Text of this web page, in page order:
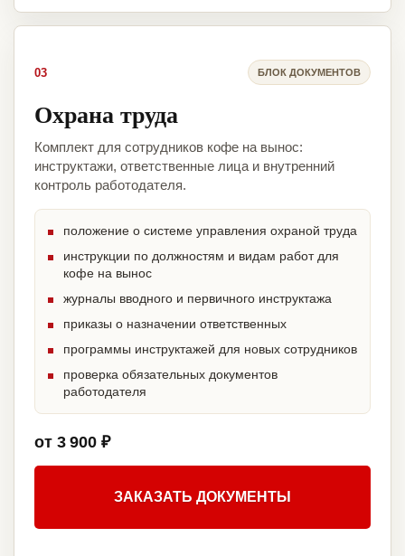
03 БЛОК ДОКУМЕНТОВ
Охрана труда
Комплект для сотрудников кофе на вынос:
инструктажи, ответственные лица и внутренний
контроль работодателя.
положение о системе управления охраной труда
инструкции по должностям и видам работ для
кофе на вынос
журналы вводного и первичного инструктажа
приказы о назначении ответственных
программы инструктажей для новых сотрудников
проверка обязательных документов
работодателя
от 3 900 ₽
ЗАКАЗАТЬ ДОКУМЕНТЫ